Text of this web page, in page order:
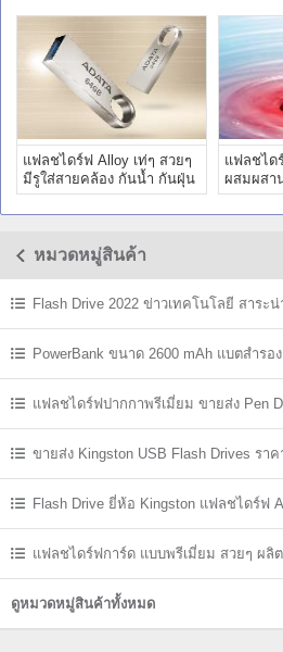
แฟลชไดร์ฟ Alloy เท่ๆ สวยๆ
มีรูใส่สายคล้อง กันน้ำ กันฝุ่น
กันกระแทก ราคาถูก
แฟลชได
ผสมผสา
พร้อมฝา
หมวดหมู่สินค้า
Flash Drive 2022 ข่าวเทคโนโลยี สาร
ล่าสุดPowerBank ขนาด 2600 mAh แบตสําร
แฟลชไดร์ฟปากกาพรีเมี่ยม ขายส่ง Pen
ขายส่ง Kingston USB Flash Drives ร
Flash Drive ยี่ห้อ Kingston แฟลชไดร์ฟ
ถูก แฟลชไดร์ฟการ์ด แบบพรีเมี่ยม สวยๆ ผลิ
ดูหมวดหมู่สินค้าทั้งหมด